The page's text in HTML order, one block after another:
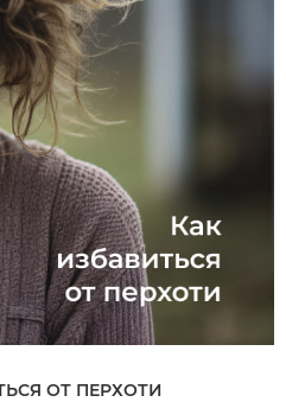
ОТ ПЕРХОТИ